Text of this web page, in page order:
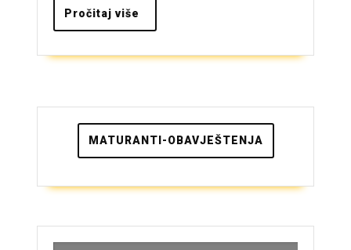
Pročitaj više
više
MATURANTI-OBAVJEŠTENJA